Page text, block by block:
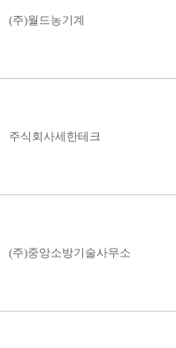
(주)월드농기계
주식회사세한테크
(주)중앙소방기술사무소